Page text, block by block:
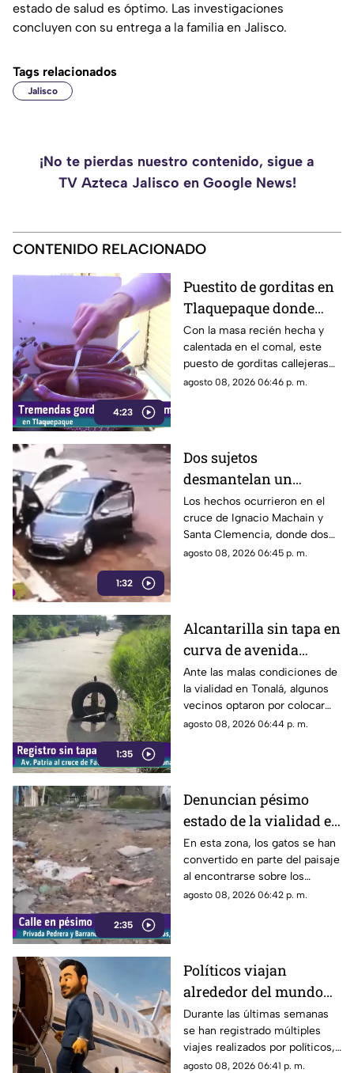
estado de salud es óptimo. Las investigaciones
concluyen con su entrega a la familia en Jalisco.
Tags relacionados
Jalisco
¡No te pierdas nuestro contenido, sigue a
TV Azteca Jalisco en Google News!
CONTENIDO RELACIONADO
4:23
Puestito de gorditas en
Tlaquepaque donde
una nunca es suficiente
Con la masa recién hecha y
calentada en el comal, este
puesto de gorditas callejeras
en Tlaquepaque promete
agosto 08, 2026 06:46 p. m.
1:32
Dos sujetos
desmantelan un
vehículo a plena luz del
día en Guadalajara
Los hechos ocurrieron en el
cruce de Ignacio Machain y
Santa Clemencia, donde dos
sujetos fueron captados
agosto 08, 2026 06:45 p. m.
1:35
Alcantarilla sin tapa en
curva de avenida
Patria
Ante las malas condiciones de
la vialidad en Tonalá, algunos
vecinos optaron por colocar
una llanta como señalamiento
agosto 08, 2026 06:44 p. m.
2:35
Denuncian pésimo
estado de la vialidad en
Privada Pedrera y
Barrancones
En esta zona, los gatos se han
convertido en parte del paisaje
al encontrarse sobre los
techos y las puertas de las
agosto 08, 2026 06:42 p. m.
Políticos viajan
alrededor del mundo
sin ninguna
preocupación
Durante las últimas semanas
se han registrado múltiples
viajes realizados por políticos,
sin que hasta el momento
agosto 08, 2026 06:41 p. m.